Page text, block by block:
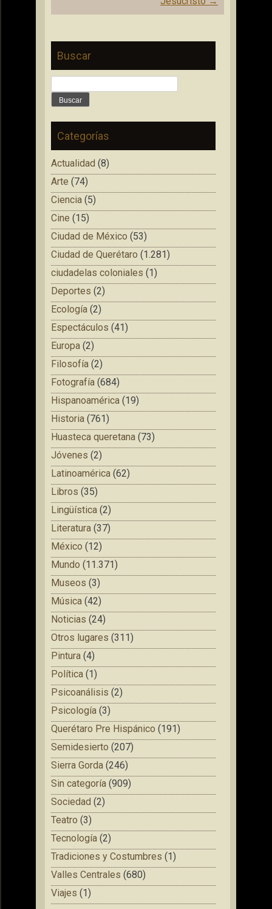
Buscar
Categorías
Actualidad (8)
Arte (74)
Ciencia (5)
Cine (15)
Ciudad de México (53)
Ciudad de Querétaro (1.281)
ciudadelas coloniales (1)
Deportes (2)
Ecología (2)
Espectáculos (41)
Europa (2)
Filosofía (2)
Fotografía (684)
Hispanoamérica (19)
Historia (761)
Huasteca queretana (73)
Jóvenes (2)
Latinoamérica (62)
Libros (35)
Lingüística (2)
Literatura (37)
México (12)
Mundo (11.371)
Museos (3)
Música (42)
Noticias (24)
Otros lugares (311)
Pintura (4)
Política (1)
Psicoanálisis (2)
Psicología (3)
Querétaro Pre Hispánico (191)
Semidesierto (207)
Sierra Gorda (246)
Sin categoría (909)
Sociedad (2)
Teatro (3)
Tecnología (2)
Tradiciones y Costumbres (1)
Valles Centrales (680)
Viajes (1)